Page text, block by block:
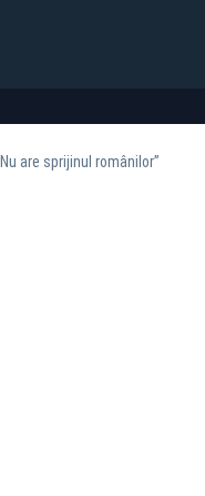
are sprijinul românilor”